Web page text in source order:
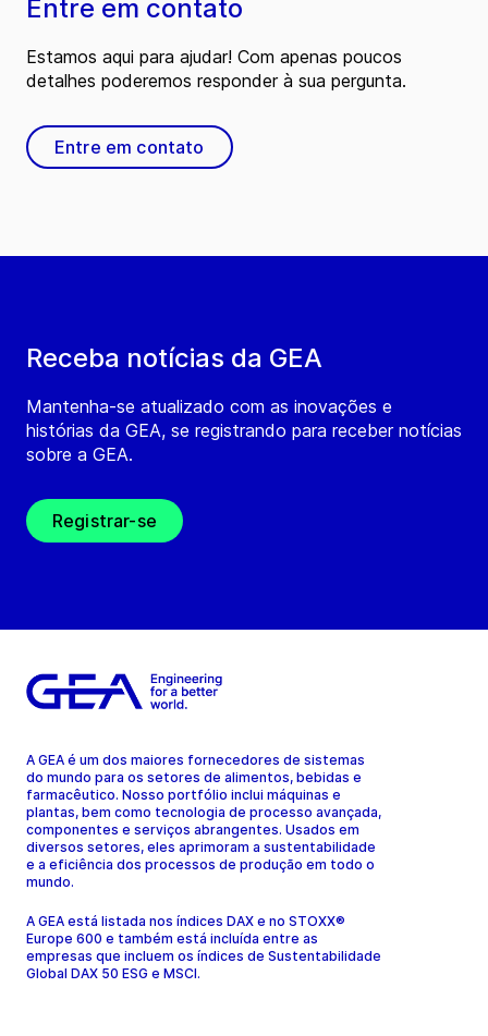
Receba notícias da GEA
Mantenha-se atualizado com as inovações e
histórias da GEA, se registrando para receber notícias
sobre a GEA.
Registrar-se
Entre em contato
Estamos aqui para ajudar! Com apenas poucos
detalhes poderemos responder à sua pergunta.
Entre em contato
A GEA é um dos maiores fornecedores de sistemas
do mundo para os setores de alimentos, bebidas e
farmacêutico. Nosso portfólio inclui máquinas e
plantas, bem como tecnologia de processo avançada,
componentes e serviços abrangentes. Usados em
diversos setores, eles aprimoram a sustentabilidade
e a eficiência dos processos de produção em todo o
mundo.
A GEA está listada nos índices DAX e no STOXX®
Europe 600 e também está incluída entre as
empresas que incluem os índices de Sustentabilidade
Global DAX 50 ESG e MSCI.